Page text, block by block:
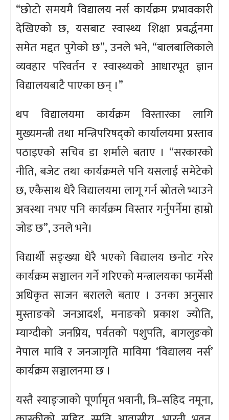
“छोटो समयमै विद्यालय नर्स कार्यक्रम प्रभावकारी
देखिएको छ, यसबाट स्वास्थ्य शिक्षा प्रवर्द्धनमा
समेत मद्दत पुगेको छ”, उनले भने, “बालबालिकाले
व्यवहार परिवर्तन र स्वास्थ्यको आधारभूत ज्ञान
विद्यालयबाटै पाएका छन् ।”
थप विद्यालयमा कार्यक्रम विस्तारका लागि
मुख्यमन्त्री तथा मन्त्रिपरिषद्को कार्यालयमा प्रस्ताव
पठाइएको सचिव डा शर्माले बताए । “सरकारको
नीति, बजेट तथा कार्यक्रमले पनि यसलाई समेटेको
छ, एकैसाथ धेरै विद्यालयमा लागू गर्न स्रोतले भ्याउने
अवस्था नभए पनि कार्यक्रम विस्तार गर्नुपर्नेमा हाम्रो
जोड छ”, उनले भने।
विद्यार्थी सङ्ख्या धेरै भएको विद्यालय छनोट गरेर
कार्यक्रम सञ्चालन गर्ने गरिएको मन्त्रालयका फार्मेसी
अधिकृत साजन बरालले बताए । उनका अनुसार
मुस्ताङको जनआदर्श, मनाङको प्रकाश ज्योति,
म्याग्दीको जनप्रिय, पर्वतको पशुपति, बागलुङको
नेपाल मावि र जनजागृति माविमा ‘विद्यालय नर्स’
कार्यक्रम सञ्चालनमा छ ।
यस्तै स्याङ्जाको पूर्णामृत भवानी, त्रि–सहिद नमूना,